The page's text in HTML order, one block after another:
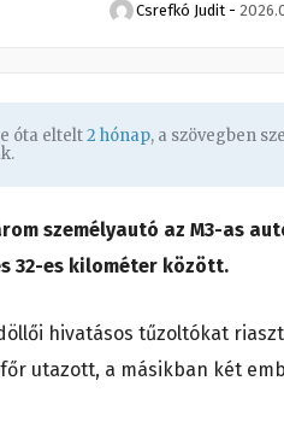
Csrefkó Judit -
óta eltelt2 hónap, a szövegben
személyautó az M3-as
32-es kilométer között.
hivatásos tűzoltókat
utazott, a másikban két